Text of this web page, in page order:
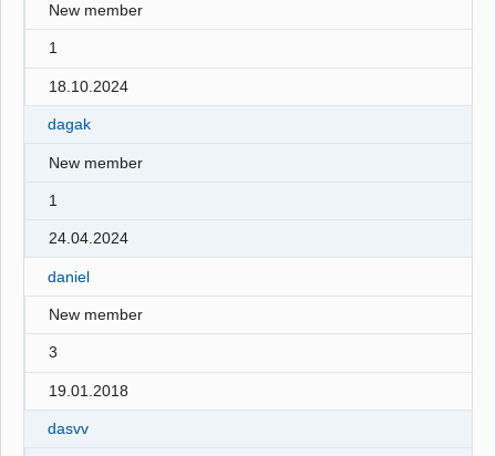
New member
1
18.10.2024
dagak
New member
1
24.04.2024
daniel
New member
3
19.01.2018
dasvv